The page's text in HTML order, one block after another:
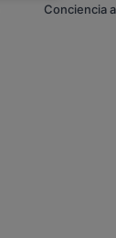
Conciencia